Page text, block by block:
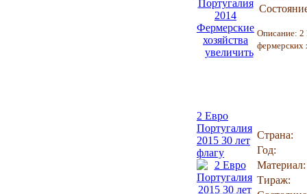
увеличить
Описание: 2
фермерских
2 Евро
Португалия
2015 30 лет
флагу
Страна:
Год:
Материал:
Тираж: